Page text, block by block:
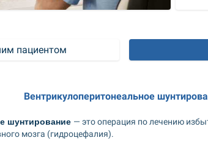
пациентом
Вентрикулоперитонеальное
шунтирование — это операция по лечению
мозга (гидроцефалия).